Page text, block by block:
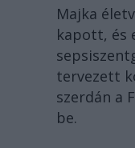
Majka
kapott, és
tervezett
szerdán a
be.